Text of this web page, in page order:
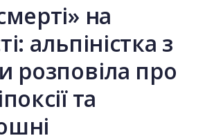
на
альпіністка з
розповіла про
та